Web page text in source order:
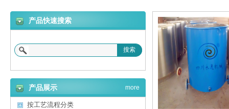
产品快速搜索
搜索
产品展示
按工艺流程分类
more